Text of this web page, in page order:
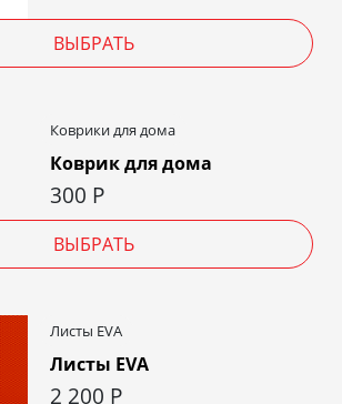
ВЫБРАТЬ
Коврики для дома
Коврик для дома
300 Р
ВЫБРАТЬ
Листы EVA
Листы EVA
2 200 Р